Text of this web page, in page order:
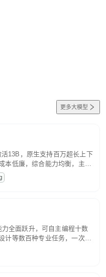
更多大模型
13B，原生支持百万超长上下
本低廉，综合能力均衡，主打
内容创作、基础 RAG、批量
全面跃升，可自主编程十数
计等数百种专业任务，一次对
贯穿规划、执行与验证全流
析。长程任务中自主规划与